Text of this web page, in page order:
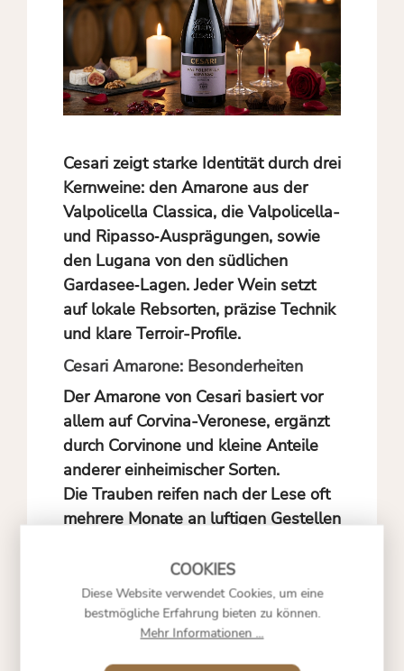
Cesari zeigt starke Identität durch drei
Kernweine: den Amarone aus der
Valpolicella Classica, die Valpolicella-
und Ripasso‑Ausprägungen, sowie
den Lugana von den südlichen
Gardasee‑Lagen. Jeder Wein setzt
auf lokale Rebsorten, präzise Technik
und klare Terroir-Profile.
Cesari Amarone: Besonderheiten
Der Amarone von Cesari basiert vor
allem auf Corvina-Veronese, ergänzt
durch Corvinone und kleine Anteile
anderer einheimischer Sorten.
Die Trauben reifen nach der Lese oft
mehrere Monate an luftigen Gestellen
Konzentration und Aromen gewinnt.
Im Glas zeigt er Noten von Kirsche,
dunklen Beeren, Schokolade und
Diese Website verwendet Cookies, um eine
bestmögliche Erfahrung bieten zu können.
Mehr Informationen ...